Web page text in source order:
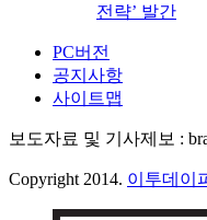
전략’ 발간
PC버전
공지사항
사이트맵
보도자료 및 기사제보 :
Copyright 2014. 이투데이